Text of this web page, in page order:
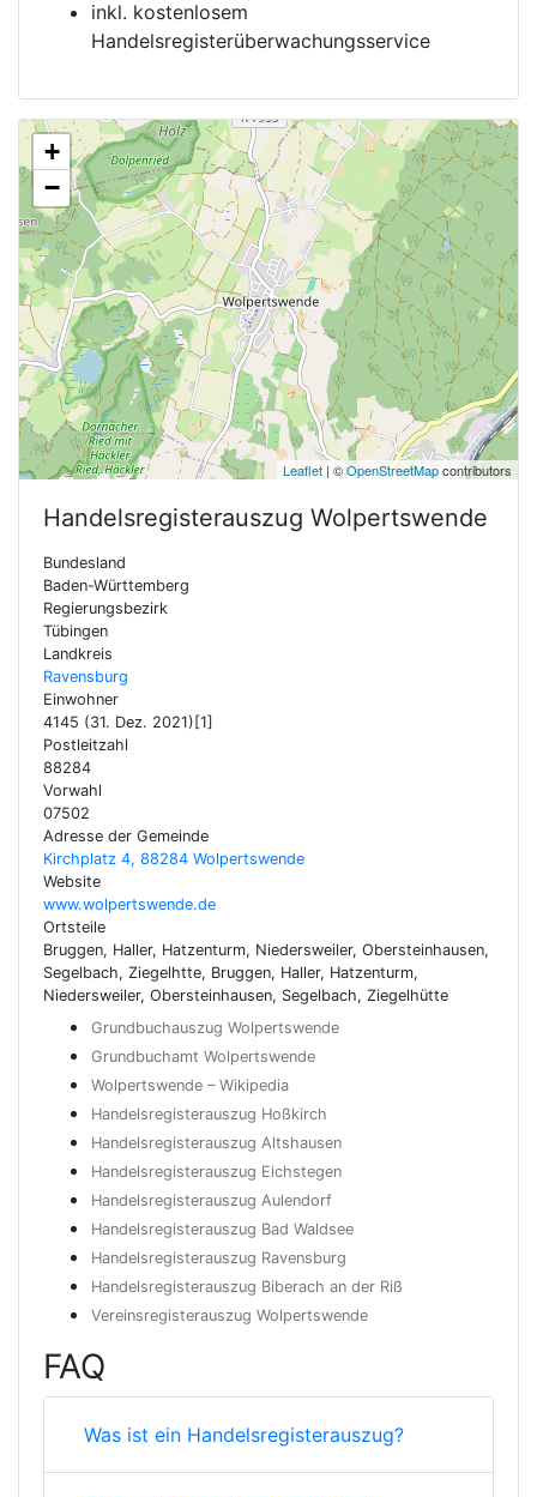
inkl. kostenlosem
Handelsregisterüberwachungsservice
+
−
Leaflet | ©OpenStreetMapcontributors
Handelsregisterauszug Wolpertswende
Bundesland
Baden-Württemberg
Regierungsbezirk
Tübingen
Landkreis
Ravensburg
Einwohner
4145 (31. Dez. 2021)[1]
Postleitzahl
88284
Vorwahl
07502
Adresse der Gemeinde
Kirchplatz 4, 88284 Wolpertswende
Website
www.wolpertswende.de
Ortsteile
Bruggen, Haller, Hatzenturm, Niedersweiler, Obersteinhausen,
Segelbach, Ziegelhtte, Bruggen, Haller, Hatzenturm,
Niedersweiler, Obersteinhausen, Segelbach, Ziegelhütte
Grundbuchauszug Wolpertswende
Grundbuchamt Wolpertswende
Wolpertswende – Wikipedia
Handelsregisterauszug Hoßkirch
Handelsregisterauszug Altshausen
Handelsregisterauszug Eichstegen
Handelsregisterauszug Aulendorf
Handelsregisterauszug Bad Waldsee
Handelsregisterauszug Ravensburg
Handelsregisterauszug Biberach an der Riß
Vereinsregisterauszug Wolpertswende
FAQ
Was ist ein Handelsregisterauszug?